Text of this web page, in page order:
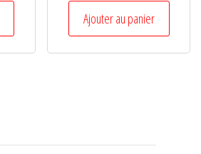
Ajouter au panier